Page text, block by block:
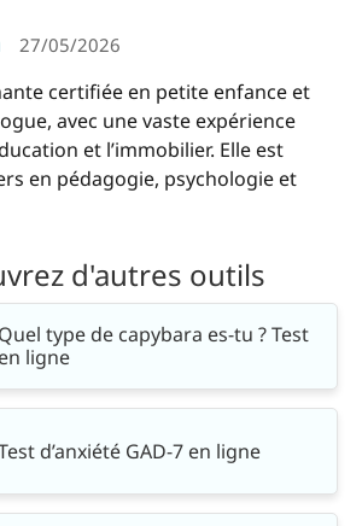
27/05/2026
certifiée en petite enfance et
avec une vaste expérience
et l’immobilier. Elle est
en pédagogie, psychologie et
d'autres outils
Quel type de capybara es-tu ? Test
en ligne
d’anxiété GAD-7 en ligne